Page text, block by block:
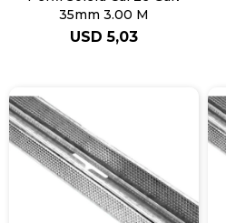
35mm 3.00 M
USD 5,03